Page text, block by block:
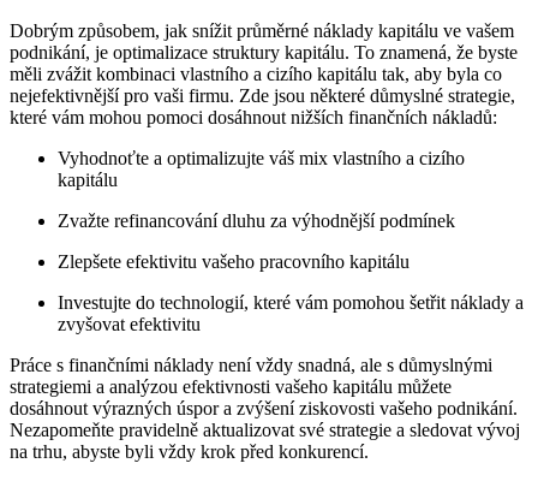
Dobrým způsobem, jak snížit průměrné náklady kapitálu ve vašem
podnikání, je optimalizace struktury kapitálu. To znamená, že byste
měli zvážit kombinaci vlastního a cizího kapitálu tak, aby byla co
nejefektivnější pro vaši firmu. Zde jsou některé důmyslné strategie,
které vám mohou pomoci dosáhnout nižších finančních nákladů:
Vyhodnoťte a optimalizujte váš mix vlastního a cizího
kapitálu
Zvažte refinancování dluhu za výhodnější podmínek
Zlepšete efektivitu vašeho pracovního kapitálu
Investujte do technologií, které vám pomohou šetřit náklady a
zvyšovat efektivitu
Práce s finančními náklady není vždy snadná, ale s důmyslnými
strategiemi a analýzou efektivnosti vašeho kapitálu můžete
dosáhnout výrazných úspor a zvýšení ziskovosti vašeho podnikání.
Nezapomeňte pravidelně aktualizovat své strategie a sledovat vývoj
na trhu, abyste byli vždy krok před konkurencí.